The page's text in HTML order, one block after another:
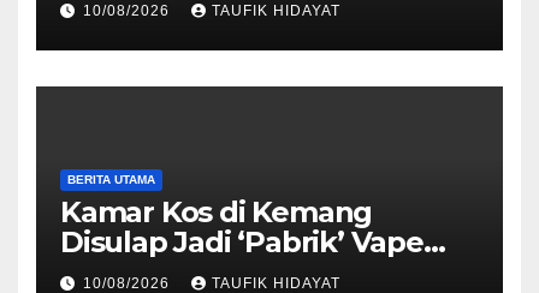
10/08/2026 TAUFIK HIDAYAT
BERITA UTAMA
Kamar Kos di Kemang
Disulap Jadi ‘Pabrik’ Vape
Etomidate, 3 Orang Diciduk
10/08/2026 TAUFIK HIDAYAT